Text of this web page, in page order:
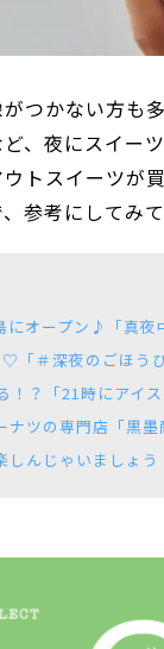
つかない方も
、夜にスイ
トスイーツが
参考にしてみ
にオープン♪「真夜
♡「＃深夜のごほう
！？「21時にアイ
ナツの専門店「黒
んじゃいましょう